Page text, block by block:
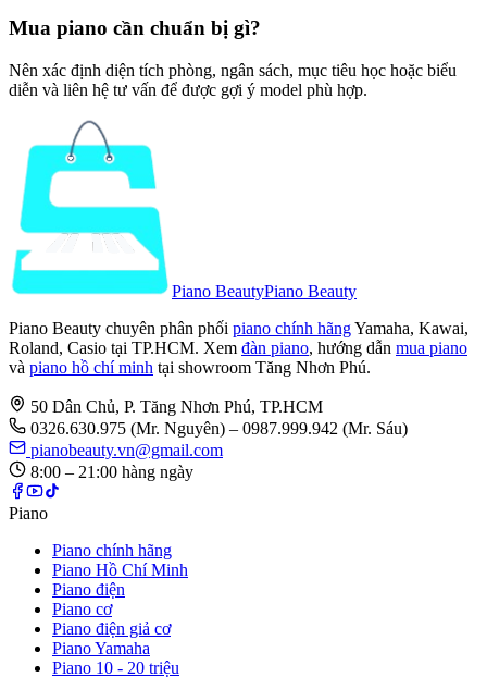
Mua piano cần chuẩn bị gì?
Nên xác định diện tích phòng, ngân sách, mục tiêu học hoặc biểu
diễn và liên hệ tư vấn để được gợi ý model phù hợp.
Piano BeautyPiano Beauty
Piano Beauty chuyên phân phối piano chính hãngYamaha, Kawai,
Roland, Casio tại TP.HCM. Xem đàn piano, hướng dẫn mua piano
và piano hồ chí minh tại showroom Tăng Nhơn Phú.
50 Dân Chủ, P. Tăng Nhơn Phú, TP.HCM
0326.630.975 (Mr. Nguyên) – 0987.999.942 (Mr. Sáu)
pianobeauty.vn@gmail.com
8:00 – 21:00 hàng ngày
Piano
Piano chính hãng
Piano Hồ Chí Minh
Piano điện
Piano cơ
Piano điện giả cơ
Piano Yamaha
Piano 10 - 20 triệu